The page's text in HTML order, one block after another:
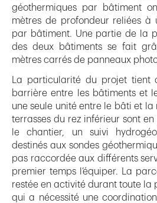
géothermiques par bâtiment
mètres de profondeur reliées à
par bâtiment. Une partie de la
des deux bâtiments se fait
mètres carrés de panneaux
La particularité du projet tient
barrière entre les bâtiments et
une seule unité entre le bâti et la
terrasses du rez inférieur sont
le chantier, un suivi
destinés aux sondes
pas raccordée aux différents
premier temps l’équiper. La
restée en activité durant toute la
qui a nécessité une